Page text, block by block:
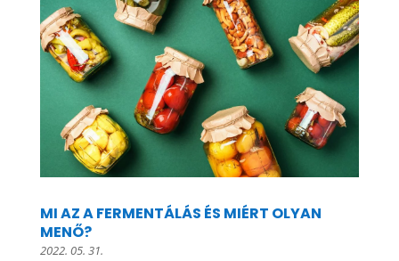
MI AZ A FERMENTÁLÁS ÉS MIÉRT OLYAN
MENŐ?
2022. 05. 31.